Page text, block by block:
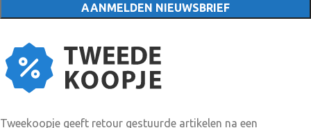
Tweekoopje geeft retour gestuurde artikelen na een